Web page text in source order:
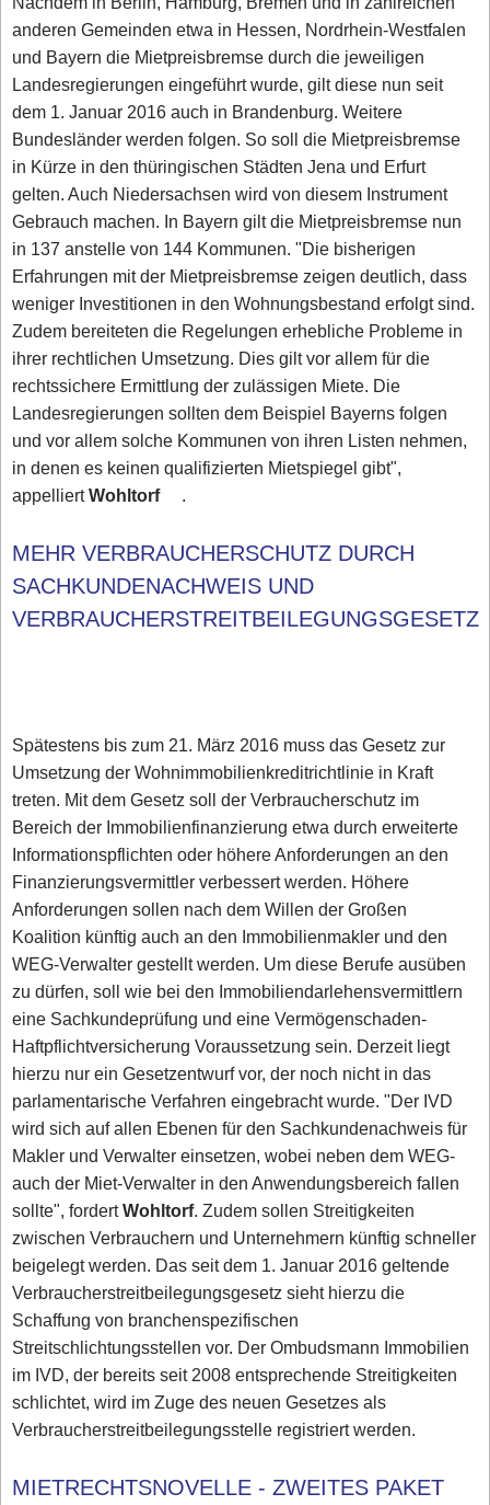
anderen Gemeinden etwa in Hessen, Nordrhein-Westfalen
und Bayern die Mietpreisbremse durch die jeweiligen
Landesregierungen eingeführt wurde, gilt diese nun seit
dem 1. Januar 2016 auch in Brandenburg. Weitere
Bundesländer werden folgen. So soll die Mietpreisbremse
in Kürze in den thüringischen Städten Jena und Erfurt
gelten. Auch Niedersachsen wird von diesem Instrument
Gebrauch machen. In Bayern gilt die Mietpreisbremse nun
in 137 anstelle von 144 Kommunen. "Die bisherigen
Erfahrungen mit der Mietpreisbremse zeigen deutlich, dass
weniger Investitionen in den Wohnungsbestand erfolgt sind.
Zudem bereiteten die Regelungen erhebliche Probleme in
ihrer rechtlichen Umsetzung. Dies gilt vor allem für die
rechtssichere Ermittlung der zulässigen Miete. Die
Landesregierungen sollten dem Beispiel Bayerns folgen
und vor allem solche Kommunen von ihren Listen nehmen,
in denen es keinen qualifizierten Mietspiegel gibt",
appelliertWohltorf.
MEHR VERBRAUCHERSCHUTZ DURCH
SACHKUNDENACHWEIS UND
Spätestens bis zum 21. März 2016 muss das Gesetz zur
Umsetzung der Wohnimmobilienkreditrichtlinie in Kraft
treten. Mit dem Gesetz soll der Verbraucherschutz im
Bereich der Immobilienfinanzierung etwa durch erweiterte
Informationspflichten oder höhere Anforderungen an den
Finanzierungsvermittler verbessert werden. Höhere
Anforderungen sollen nach dem Willen der Großen
Koalition künftig auch an den Immobilienmakler und den
WEG-Verwalter gestellt werden. Um diese Berufe ausüben
zu dürfen, soll wie bei den Immobiliendarlehensvermittlern
eine Sachkundeprüfung und eine Vermögenschaden-
Haftpflichtversicherung Voraussetzung sein. Derzeit liegt
hierzu nur ein Gesetzentwurf vor, der noch nicht in das
parlamentarische Verfahren eingebracht wurde. "Der IVD
wird sich auf allen Ebenen für den Sachkundenachweis für
Makler und Verwalter einsetzen, wobei neben dem WEG-
auch der Miet-Verwalter in den Anwendungsbereich fallen
sollte", fordertWohltorf. Zudem sollen Streitigkeiten
zwischen Verbrauchern und Unternehmern künftig schneller
beigelegt werden. Das seit dem 1. Januar 2016 geltende
Verbraucherstreitbeilegungsgesetz sieht hierzu die
Schaffung von branchenspezifischen
Streitschlichtungsstellen vor. Der Ombudsmann Immobilien
im IVD, der bereits seit 2008 entsprechende Streitigkeiten
schlichtet, wird im Zuge des neuen Gesetzes als
Verbraucherstreitbeilegungsstelle registriert werden.
MIETRECHTSNOVELLE - ZWEITES PAKET